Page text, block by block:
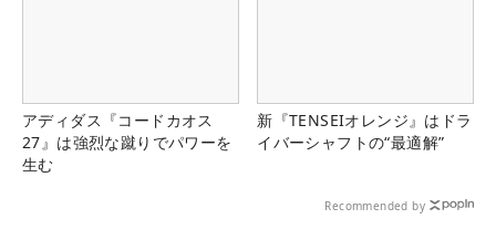
アディダス『コードカオス
27』は強烈な蹴りでパワーを
生む
新『TENSEIオレンジ』はドラ
イバーシャフトの“最適解”
Recommended by